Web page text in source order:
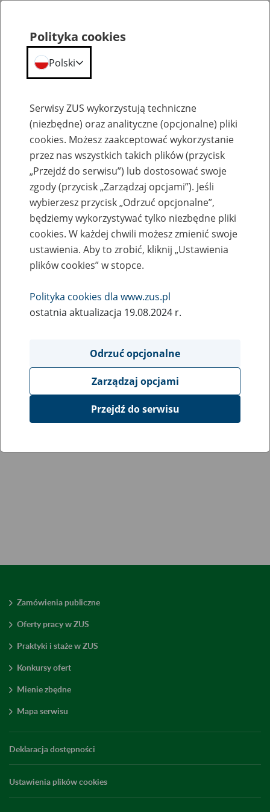
Przepraszamy,
podana strona nie została znaleziona.
Błąd 404
Przejdź do strony głównej
Zamówienia publiczne
Oferty pracy w ZUS
Praktyki i staże w ZUS
Konkursy ofert
Mienie zbędne
Mapa serwisu
Deklaracja dostępności
Ustawienia plików cookies
Polityka cookies
Polski
Serwisy ZUS wykorzystują techniczne
(niezbędne) oraz analityczne (opcjonalne) pliki
cookies. Możesz zaakceptować wykorzystanie
przez nas wszystkich takich plików (przycisk
„Przejdź do serwisu”) lub dostosować swoje
zgody (przycisk „Zarządzaj opcjami”). Jeśli
wybierzesz przycisk „Odrzuć opcjonalne”,
będziemy wykorzystywać tylko niezbędne pliki
cookies. W każdej chwili możesz zmienić swoje
ustawienia. Aby to zrobić, kliknij „Ustawienia
plików cookies” w stopce.
Polityka cookies dla www.zus.pl
ostatnia aktualizacja 19.08.2024 r.
Odrzuć opcjonalne
Zarządzaj opcjami
Przejdź do serwisu